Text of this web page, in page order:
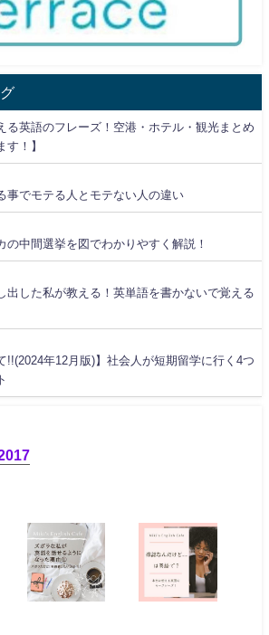
る英語のフレーズ！空港・ホテル・観光まとめ
す！】
事でモテる人とモテない人の違い
の中間選挙を図でわかりやすく解説！
出した私が教える！英単語を書かないで覚える
!!(2024年12月版)】社会人が短期留学に行く4つ